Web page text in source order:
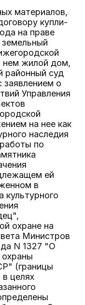
материалов,
купли-
на праве
нем жилой дом,
районный суд
о
Управления
на нее как
наследия
по
ей
в
культурного
охране на
Министров
N 1327 "О
(границы
целях